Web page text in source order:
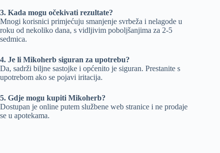
3. Kada mogu očekivati rezultate?
Mnogi korisnici primjećuju smanjenje svrbeža i nelagode u
roku od nekoliko dana, s vidljivim poboljšanjima za 2-5
sedmica.
4. Je li Mikoherb siguran za upotrebu?
Da, sadrži biljne sastojke i općenito je siguran. Prestanite s
upotrebom ako se pojavi iritacija.
5. Gdje mogu kupiti Mikoherb?
Dostupan je online putem službene web stranice i ne prodaje
se u apotekama.